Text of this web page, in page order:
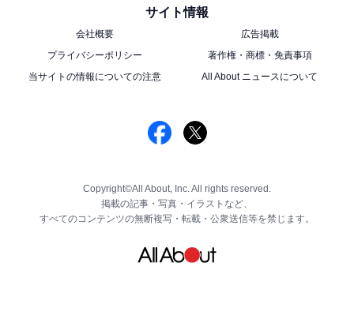
サイト情報
会社概要
広告掲載
プライバシーポリシー
著作権・商標・免責事項
当サイトの情報についての注意
All About ニュースについて
Copyright©All About, Inc. All rights reserved.
掲載の記事・写真・イラストなど、
すべてのコンテンツの無断複写・転載・公衆送信等を禁じます。